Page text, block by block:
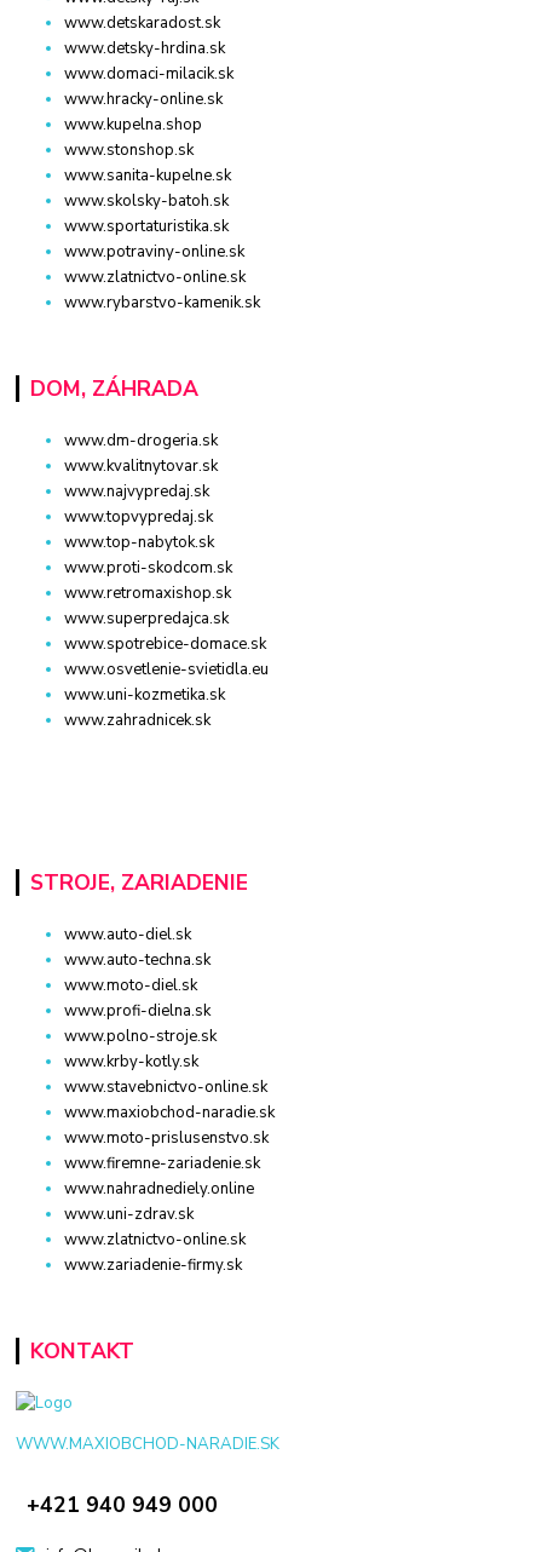
www.detskaradost.sk
www.detsky-hrdina.sk
www.domaci-milacik.sk
www.hracky-online.sk
www.kupelna.shop
www.stonshop.sk
www.sanita-kupelne.sk
www.skolsky-batoh.sk
www.sportaturistika.sk
www.potraviny-online.sk
www.zlatnictvo-online.sk
www.rybarstvo-kamenik.sk
DOM, ZÁHRADA
www.dm-drogeria.sk
www.kvalitnytovar.sk
www.najvypredaj.sk
www.topvypredaj.sk
www.top-nabytok.sk
www.proti-skodcom.sk
www.retromaxishop.sk
www.superpredajca.sk
www.spotrebice-domace.sk
www.osvetlenie-svietidla.eu
www.uni-kozmetika.sk
www.zahradnicek.sk
STROJE, ZARIADENIE
www.auto-diel.sk
www.auto-techna.sk
www.moto-diel.sk
www.profi-dielna.sk
www.polno-stroje.sk
www.krby-kotly.sk
www.stavebnictvo-online.sk
www.maxiobchod-naradie.sk
www.moto-prislusenstvo.sk
www.firemne-zariadenie.sk
www.nahradnediely.online
www.uni-zdrav.sk
www.zlatnictvo-online.sk
www.zariadenie-firmy.sk
KONTAKT
WWW.MAXIOBCHOD-NARADIE.SK
+421 940 949 000